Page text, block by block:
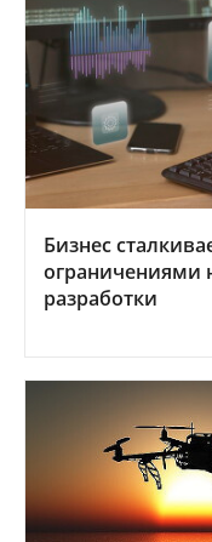
Бизнес
ограничениями
разработки